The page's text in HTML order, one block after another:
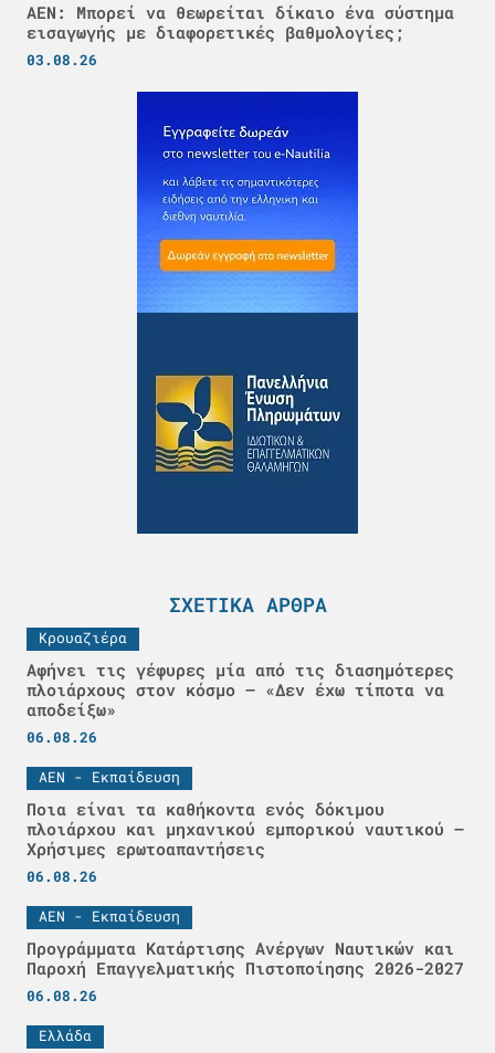
ΑΕΝ: Μπορεί να θεωρείται δίκαιο ένα σύστημα
εισαγωγής με διαφορετικές βαθμολογίες;
03.08.26
ΣΧΕΤΙΚΆ ΆΡΘΡΑ
Κρουαζιέρα
Αφήνει τις γέφυρες μία από τις διασημότερες
πλοιάρχους στον κόσμο – «Δεν έχω τίποτα να
αποδείξω»
06.08.26
ΑΕΝ - Εκπαίδευση
Ποια είναι τα καθήκοντα ενός δόκιμου
πλοιάρχου και μηχανικού εμπορικού ναυτικού –
Χρήσιμες ερωτοαπαντήσεις
06.08.26
ΑΕΝ - Εκπαίδευση
Προγράμματα Κατάρτισης Ανέργων Ναυτικών και
Παροχή Επαγγελματικής Πιστοποίησης 2026-2027
06.08.26
Ελλάδα